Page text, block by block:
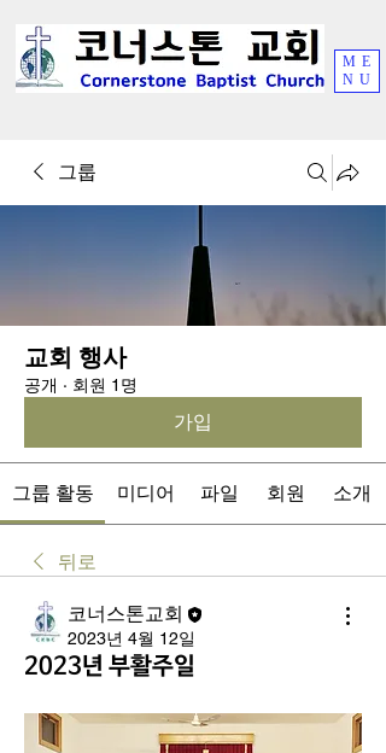
ME
NU
그룹
교회 행사
공개 · 회원 1명
가입
그룹 활동 미디어 파일 회원 소개
뒤로
코너스톤교회
2023년 4월 12일
2023년 부활주일